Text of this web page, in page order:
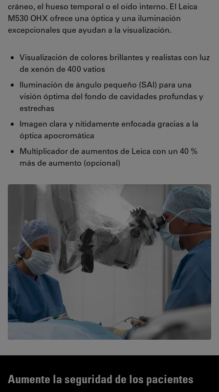
cráneo, el hueso temporal o el oído interno. El Leica
M530 OHX ofrece una óptica y una iluminación
excepcionales que ayudan a la visualización.
Visualización de colores brillantes y realistas con luz
de xenón de 400 vatios
Iluminación de ángulo pequeño (SAI) para una
visión óptima del fondo de cavidades profundas y
estrechas
Imagen clara y nítidamente enfocada gracias a la
óptica apocromática
Multiplicador de aumentos de Leica con un 40 %
más de aumento (opcional)
Aumente la seguridad de los pacientes